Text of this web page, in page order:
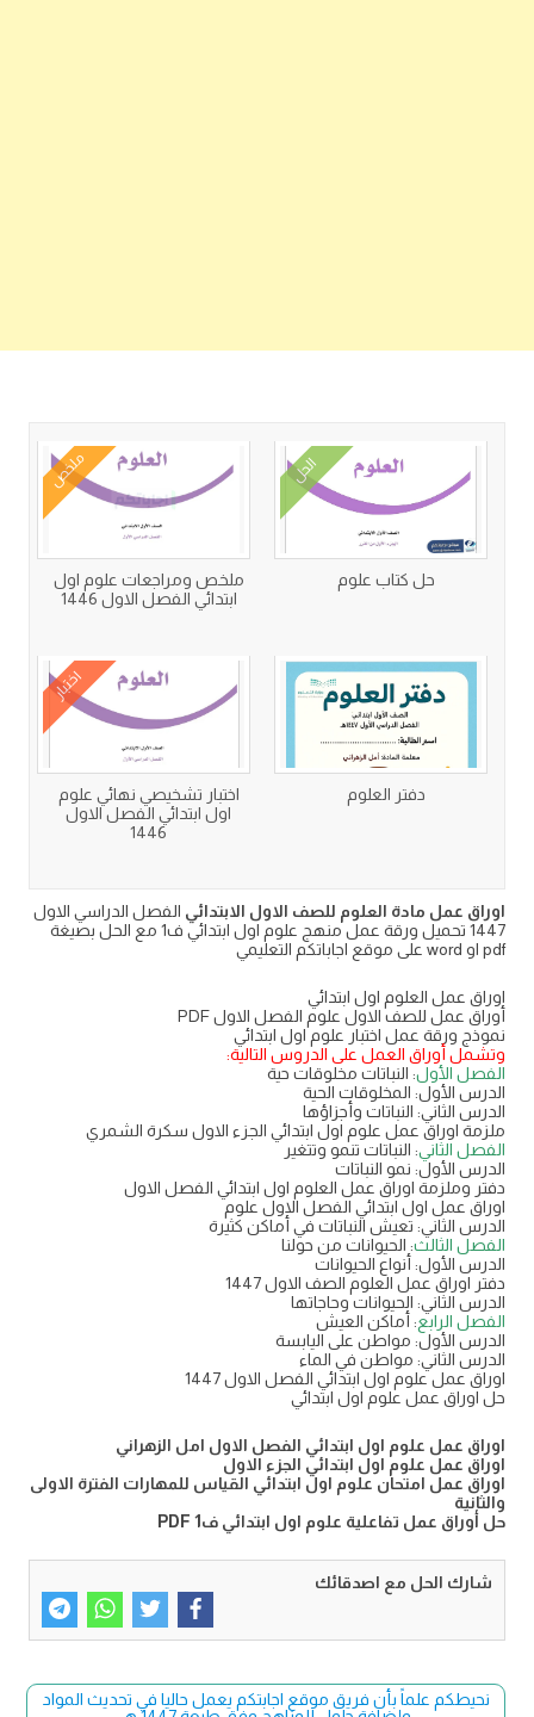
الحل
حل كتاب علوم
ملخص
ملخص ومراجعات علوم اول
ابتدائي الفصل الاول 1446
دفتر العلوم
اختبار
اختبار تشخيصي نهائي علوم
اول ابتدائي الفصل الاول
1446
اوراق عمل مادة العلوم للصف الاول الابتدائي الفصل الدراسي الاول
1447 تحميل ورقة عمل منهج علوم اول ابتدائي ف1 مع الحل بصيغة
pdf او word على موقع اجاباتكم التعليمي
اوراق عمل العلوم اول ابتدائي
أوراق عمل للصف الاول علوم الفصل الاول PDF
نموذج ورقة عمل اختبار علوم اول ابتدائي
وتشمل أوراق العمل على الدروس التالية:
الفصل الأول: النباتات مخلوقات حية
الدرس الأول: المخلوقات الحية
الدرس الثاني: النباتات وأجزاؤها
ملزمة اوراق عمل علوم اول ابتدائي الجزء الاول سكرة الشمري
الفصل الثاني: النباتات تنمو وتتغير
الدرس الأول: نمو النباتات
دفتر وملزمة اوراق عمل العلوم اول ابتدائي الفصل الاول
اوراق عمل اول ابتدائي الفصل الاول علوم
الدرس الثاني: تعيش النباتات في أماكن كثيرة
الفصل الثالث: الحيوانات من حولنا
الدرس الأول: أنواع الحيوانات
دفتر اوراق عمل العلوم الصف الاول 1447
الدرس الثاني: الحيوانات وحاجاتها
الفصل الرابع: أماكن العيش
الدرس الأول: مواطن على اليابسة
الدرس الثاني: مواطن في الماء
اوراق عمل علوم اول ابتدائي الفصل الاول 1447
حل اوراق عمل علوم اول ابتدائي
اوراق عمل علوم اول ابتدائي الفصل الاول امل الزهراني
اوراق عمل علوم اول ابتدائي الجزء الاول
اوراق عمل امتحان علوم اول ابتدائي القياس للمهارات الفترة الاولى
والثانية
حل أوراق عمل تفاعلية علوم اول ابتدائي ف1 PDF
شارك الحل مع اصدقائك
نحيطكم علماً بأن فريق موقع اجابتكم يعمل حاليا في تحديث المواد